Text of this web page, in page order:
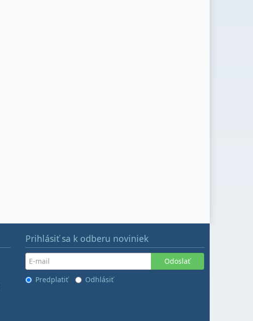
Prihlásiť sa k odberu noviniek
Odoslať
Predplatiť
Odhlásiť